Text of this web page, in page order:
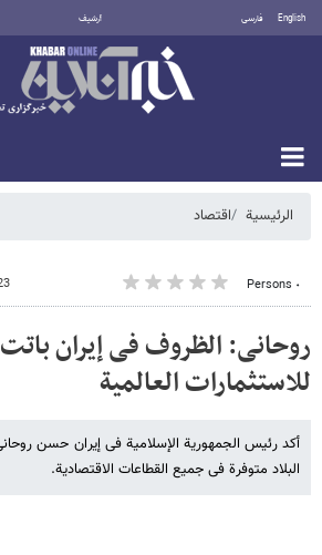
English فارسی أرشيف
الرئيسية اقتصاد
٠ Persons 23 يناير
روحانی: الظروف فی إیران
للاستثمارات العالمیة
أکد رئیس الجمهوریة الإسلامیة فی إیران حسن
البلاد متوفرة فی جمیع القطاعات الاقتصادیة.